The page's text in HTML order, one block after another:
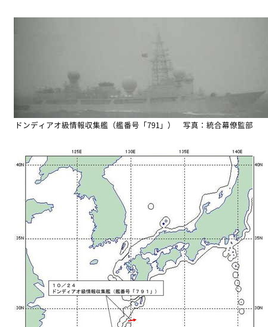
ドンディアオ級情報収集艦（艦番号「791」） 写真：統合幕僚監部